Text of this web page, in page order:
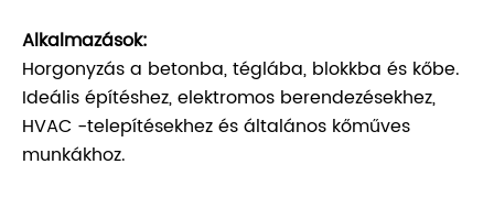
Alkalmazások:
Horgonyzás a betonba, téglába, blokkba és kőbe.
Ideális építéshez, elektromos berendezésekhez,
HVAC -telepítésekhez és általános kőműves
munkákhoz.